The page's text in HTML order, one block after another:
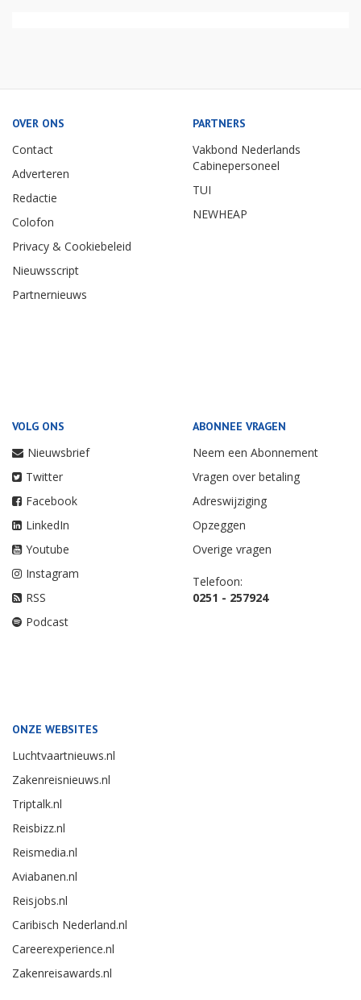
OVER ONS
Contact
Adverteren
Redactie
Colofon
Privacy & Cookiebeleid
Nieuwsscript
Partnernieuws
PARTNERS
Vakbond Nederlands
Cabinepersoneel
TUI
NEWHEAP
VOLG ONS
Nieuwsbrief
Twitter
Facebook
LinkedIn
Youtube
Instagram
RSS
Podcast
ABONNEE VRAGEN
Neem een Abonnement
Vragen over betaling
Adreswijziging
Opzeggen
Overige vragen
Telefoon:
0251 - 257924
ONZE WEBSITES
Luchtvaartnieuws.nl
Zakenreisnieuws.nl
Triptalk.nl
Reisbizz.nl
Reismedia.nl
Aviabanen.nl
Reisjobs.nl
Caribisch Nederland.nl
Careerexperience.nl
Zakenreisawards.nl